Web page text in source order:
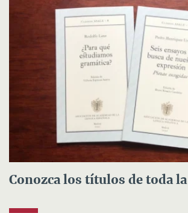
Conozca los títulos de toda